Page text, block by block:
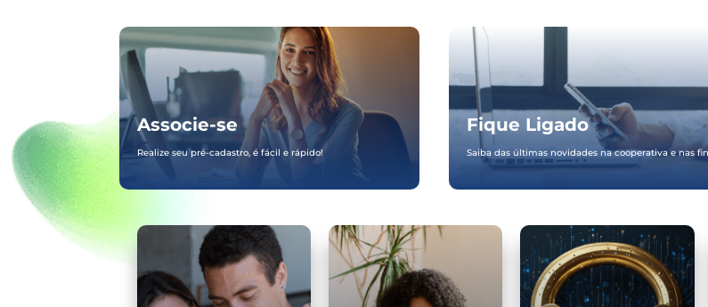
Associe-se
Realize seu pré-cadastro, é fácil e rápido!
Fique Ligado
Saiba das últimas novidades na cooperativa e nas